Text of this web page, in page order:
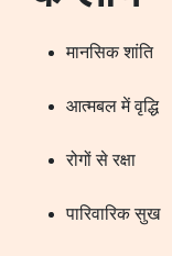
मानसिक शांति
आत्मबल में वृद्धि
रोगों से रक्षा
पारिवारिक सुख